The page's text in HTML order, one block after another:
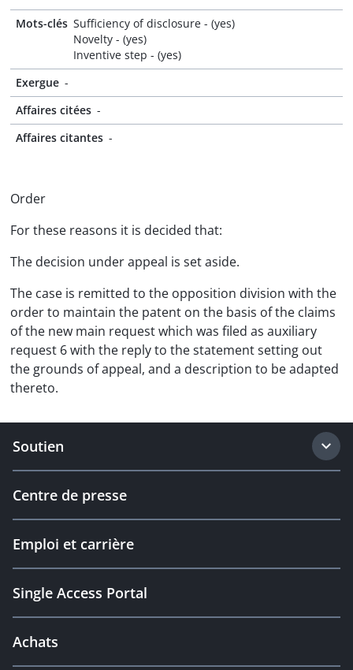
Mots-clés Sufficiency of disclosure - (yes)
Novelty - (yes)
Inventive step - (yes)
Exergue -
Affaires citées -
Affaires citantes -
Order
For these reasons it is decided that:
The decision under appeal is set aside.
The case is remitted to the opposition division with the
order to maintain the patent on the basis of the claims
of the new main request which was filed as auxiliary
request 6 with the reply to the statement setting out
the grounds of appeal, and a description to be adapted
thereto.
Soutien
Centre de presse
Emploi et carrière
Single Access Portal
Achats